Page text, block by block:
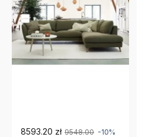
Sofa Stella Sits
8593.20 zł 9548.00 -10%